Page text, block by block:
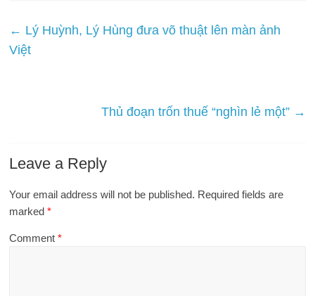
← Lý Huỳnh, Lý Hùng đưa võ thuật lên màn ảnh
Việt
Thủ đoạn trốn thuế “nghìn lẻ một” →
Leave a Reply
Your email address will not be published. Required fields are
marked*
Comment*